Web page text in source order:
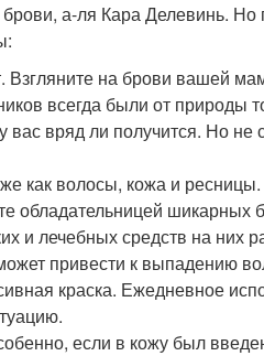
а-ля Кара Делевинь. Но
Взгляните на брови вашей
всегда были от природы
вряд ли получится. Но не
как волосы, кожа и
обладательницей
и лечебных средств на них
привести к выпадению
краска. Ежедневное
если в кожу был